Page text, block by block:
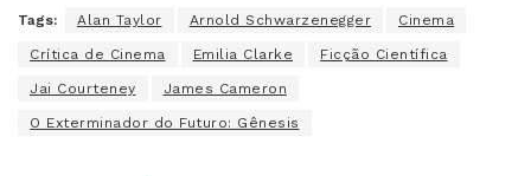
Tags: Alan Taylor Arnold Schwarzenegger Cinema
Crítica de Cinema Emilia Clarke Ficção Científica
Jai Courteney James Cameron
O Exterminador do Futuro: Gênesis